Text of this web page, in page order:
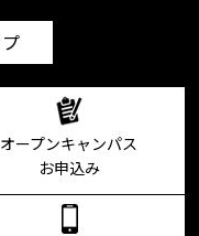
オープンキャンパス
お申込み